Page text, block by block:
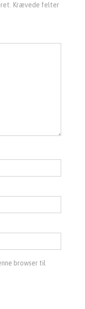
Krævede felter
browser til